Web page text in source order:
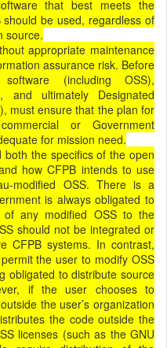
that best meets the
be used, regardless of
source.
appropriate maintenance
assurance risk. Before
(including OSS),
and ultimately Designated
must ensure that the plan for
or Government
for mission need.
the specifics of the open
how CFPB intends to use
modified OSS. There is a
is always obligated to
any modified OSS to the
should not be integrated or
CFPB systems. In contrast,
the user to modify OSS
obligated to distribute source
if the user chooses to
the user’s organization
the code outside the
licenses (such as the GNU